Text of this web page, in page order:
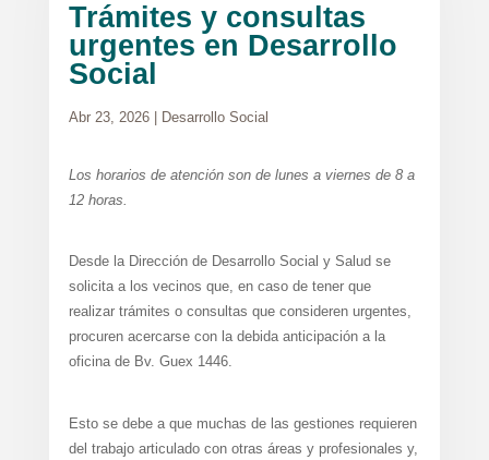
Trámites y consultas
urgentes en Desarrollo
Social
Abr 23, 2026| Desarrollo Social
Los horarios de atención son de lunes a viernes de 8 a
12 horas.
Desde la Dirección de Desarrollo Social y Salud se
solicita a los vecinos que, en caso de tener que
realizar trámites o consultas que consideren urgentes,
procuren acercarse con la debida anticipación a la
oficina de Bv. Guex 1446.
Esto se debe a que muchas de las gestiones requieren
del trabajo articulado con otras áreas y profesionales y,